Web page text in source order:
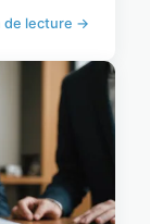
de lecture →